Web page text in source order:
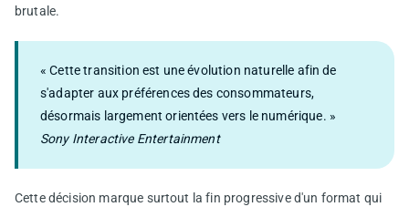
brutale.
« Cette transition est une évolution naturelle afin de
s'adapter aux préférences des consommateurs,
désormais largement orientées vers le numérique. »
Sony Interactive Entertainment
Cette décision marque surtout la fin progressive d'un format qui